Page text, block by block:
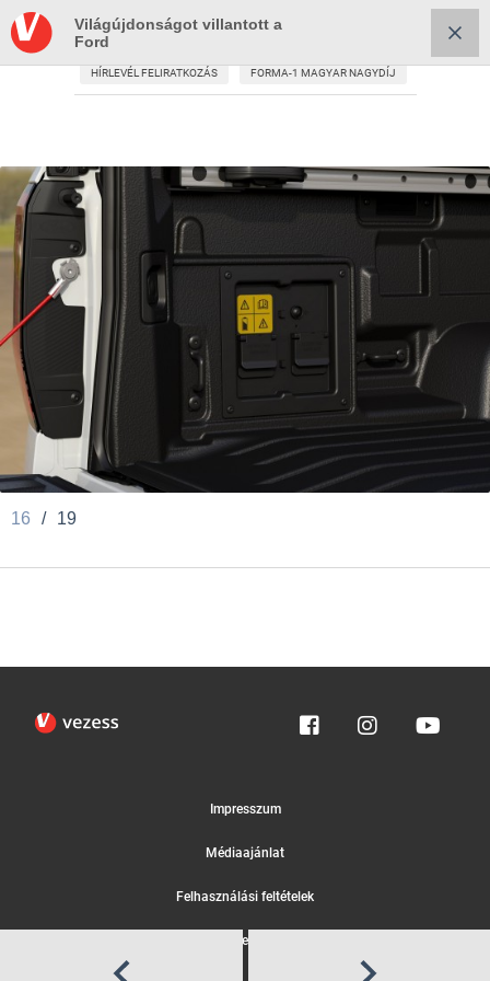
HÍRLEVÉL FELIRATKOZÁS FORMA-1 MAGYAR NAGYDÍJ
Világújdonságot villantott a
Ford
16 / 19
Impresszum
Médiaajánlat
Felhasználási feltételek
Egyedi adatkezelési tájékoztató